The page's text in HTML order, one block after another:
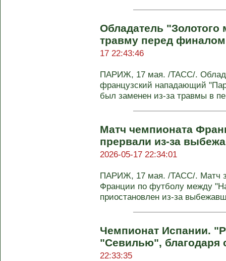
Обладатель
травму перед
17 22:43:46
ПАРИЖ, 17 мая. /ТАСС/.
французский нападающий
был заменен из-за травмы в
Матч чемпионата
прервали из-за
2026-05-17 22:34:01
ПАРИЖ, 17 мая. /ТАСС/. Матч
Франции по футболу между
приостановлен из-за
Чемпионат Испании.
"Севилью", благодаря
22:33:35